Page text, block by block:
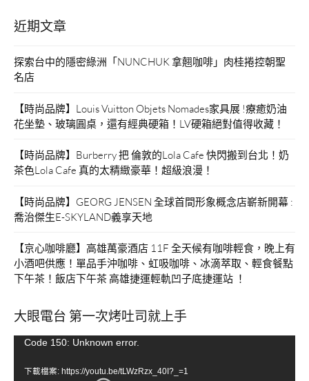
近期文章
探索台中的隱密綠洲「NUNCHUK 拿翹咖啡」肉桂捲控朝聖
名店
【時尚品牌】Louis Vuitton Objets Nomades家具展 !療癒奶油
花坐墊、玻璃圓桌，還有經典硬箱！LV硬箱絕對值得收藏！
【時尚品牌】Burberry 把 倫敦的Lola Cafe 快閃搬到台北！奶
茶色Lola Cafe 真的太精緻豪華！超級浪漫！
【時尚品牌】GEORG JENSEN 全球首間形象概念店嶄新開幕 :
喬治傑生E-SKYLAND義享天地
【京心咖啡廳】高雄萬豪酒店 11F 全天候有咖啡輕食，晚上有
小酒吧供應！單品手沖咖啡、虹吸咖啡、冰滴萃取、輕食餐點
下午茶！飯店下午茶 高雄捷運輕軌凹子底捷運站 ！
大眼電台 第一次烤吐司就上手
視Code 150: Unknown error.
下載檔案: https://youtu.be/tLWzRzx_40I?_=1